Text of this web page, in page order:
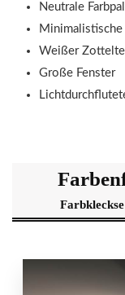
Neutrale
Minimalistische
Weißer
Große Fenster